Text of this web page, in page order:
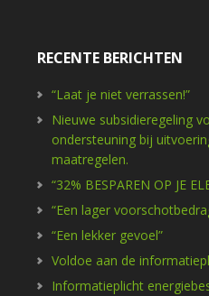
RECENTE BERICHTEN
“Laat je niet verrassen!”
Nieuwe subsidieregeling
ondersteuning bij
maatregelen.
“32% BESPAREN OP JE
“Een lager
“Een lekker gevoel”
Voldoe aan de
Informatieplicht